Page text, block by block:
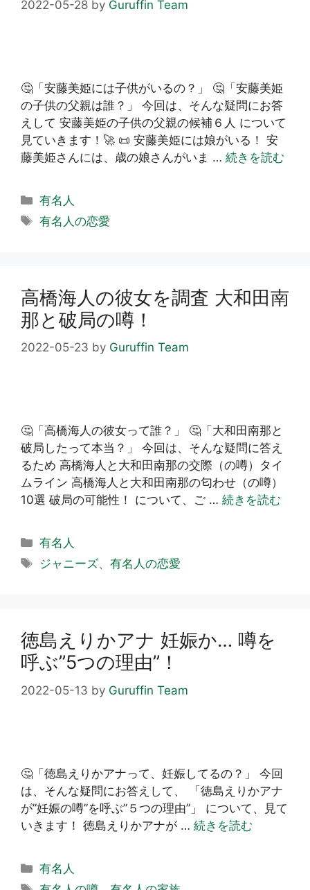
2022-05-28 by Guruffin Team
🤔「安藤美姫には子供がいるの？」 🤔「安藤美姫
の子供の父親は誰？」 今回は、そんな疑問にお答
えして 安藤美姫の子供の父親の候補６人 について
見ていきます！🚀 📜 安藤美姫には娘がいる！ 安
藤美姫さんには、歳の娘さんがいま … 続きを読む
カ
テ
有名人
タ
有名人の恋愛
高橋海人の彼女を調査 大和田南
那と破局の噂！
2022-05-23 by Guruffin Team
🤔「高橋海人の彼女って誰？」 🤔「大和田南那と
破局したって本当？」 今回は、そんな疑問に答え
るため 高橋海人と大和田南那の交際（の噂）タイ
ムライン 高橋海人と大和田南那の匂わせ（の噂）
10選 破局の可能性！ について、ご … 続きを読む
カ
テ
有名人
タ
ジャニーズ、有名人の恋愛
徳島えりかアナ 妊娠か… 噂を
呼ぶ”5つの理由”！
2022-05-13 by Guruffin Team
🤔「徳島えりかアナって、妊娠してるの？」 今回
は、そんな疑問にお答えして、 「徳島えりかアナ
が”妊娠の噂”を呼ぶ”５つの理由”」 について、見て
いきます！ 徳島えりかアナが … 続きを読む
カ
テ
有名人
タ